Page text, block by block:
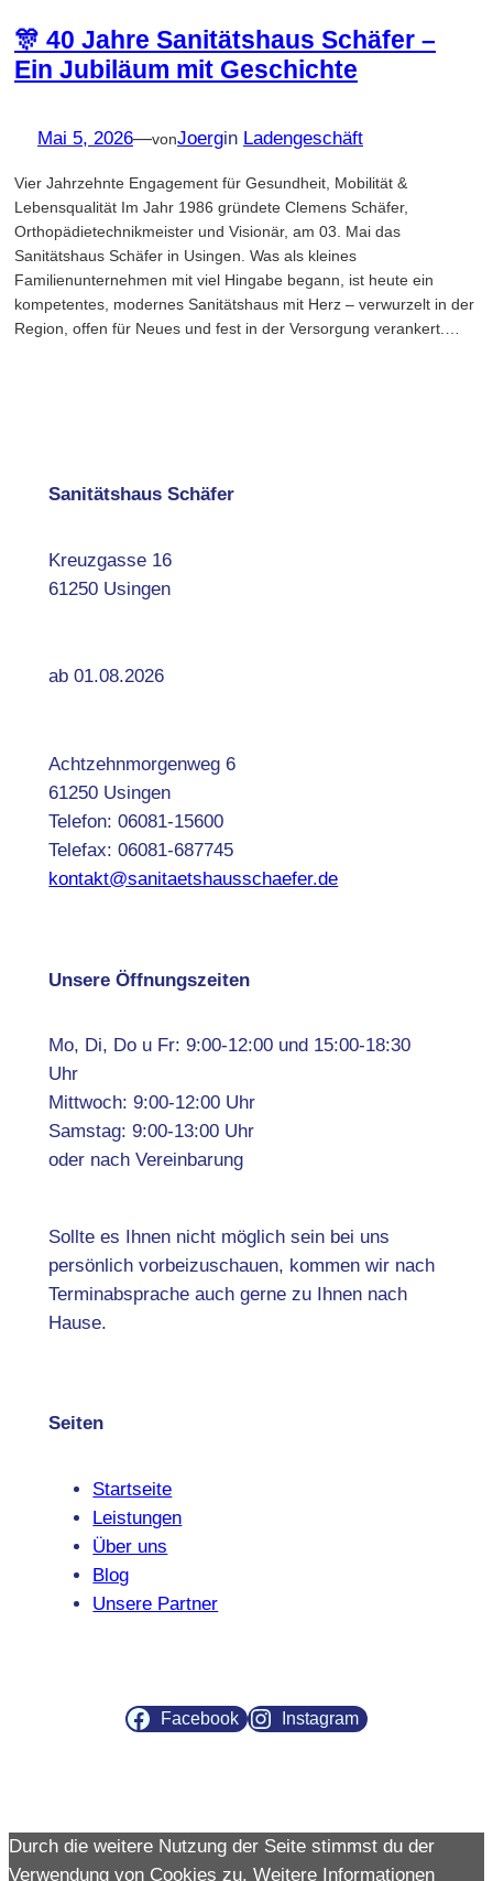
🎊 40 Jahre Sanitätshaus Schäfer –
Ein Jubiläum mit Geschichte
Mai 5, 2026—vonJoergin Ladengeschäft
Vier Jahrzehnte Engagement für Gesundheit, Mobilität &
Lebensqualität Im Jahr 1986 gründete Clemens Schäfer,
Orthopädietechnikmeister und Visionär, am 03. Mai das
Sanitätshaus Schäfer in Usingen. Was als kleines
Familienunternehmen mit viel Hingabe begann, ist heute ein
kompetentes, modernes Sanitätshaus mit Herz – verwurzelt in der
Region, offen für Neues und fest in der Versorgung verankert.…
Sanitätshaus Schäfer
Kreuzgasse 16
61250 Usingen
ab 01.08.2026
Achtzehnmorgenweg 6
61250 Usingen
Telefon: 06081-15600
Telefax: 06081-687745
kontakt@sanitaetshausschaefer.de
Unsere Öffnungszeiten
Mo, Di, Do u Fr: 9:00-12:00 und 15:00-18:30
Uhr
Mittwoch: 9:00-12:00 Uhr
Samstag: 9:00-13:00 Uhr
oder nach Vereinbarung
Sollte es Ihnen nicht möglich sein bei uns
persönlich vorbeizuschauen, kommen wir nach
Terminabsprache auch gerne zu Ihnen nach
Hause.
Seiten
Startseite
Leistungen
Über uns
Blog
Unsere Partner
Facebook Instagram
Durch die weitere Nutzung der Seite stimmst du der
Verwendung von Cookies zu. Weitere Informationen